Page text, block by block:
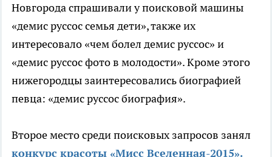
Новгорода спрашивали у поисковой машины
«демис руссос семья дети», также их
интересовало «чем болел демис руссос» и
«демис руссос фото в молодости». Кроме этого
нижегородцы заинтересовались биографией
певца: «демис руссос биография».
Второе место среди поисковых запросов занял
конкурс красоты «Мисс Вселенная-2015».